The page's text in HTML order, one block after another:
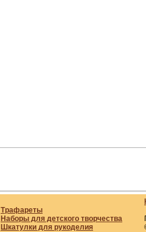
Трафареты
Наборы для детского творчества
Шкатулки для рукоделия